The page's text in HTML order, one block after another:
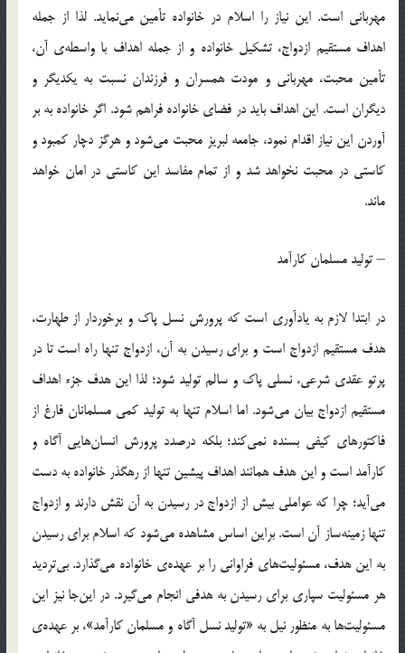
مهرباني است. اين نياز را اسلام در خانواده تأمين مي‌نمايد. لذا از جمله
اهداف مستقيم ازدواج، تشكيل خانواده و از جمله اهداف با واسطه‌ي آن،
تأمين محبت، مهرباني و مودت همسران و فرزندان نسبت به يكديگر و
ديگران است. اين اهداف بايد در فضاي خانواده فراهم شود. اگر خانواده به بر
آوردن اين نياز اقدام نمود، جامعه لبريز محبت مي‌شود و هرگز دچار كمبود و
كاستي در محبت نخواهد شد و از تمام مفاسد اين كاستي در امان خواهد
ماند.
– توليد مسلمان كارآمد
در ابتدا لازم به يادآوري است كه پرورش نسل پاك و برخوردار از طهارت،
هدف مستقيم ازدواج است و براي رسيدن به آن، ازدواج تنها راه است تا در
پرتو عقدي شرعي، نسلي پاك و سالم توليد شود؛ لذا اين هدف جزء اهداف
مستقيم ازدواج بيان مي‌شود. اما اسلام تنها به توليد كمي مسلمانان فارغ از
فاكتورهاي كيفي بسنده نمي‌كند؛ بلكه درصدد پرورش انسان‌هايي آگاه و
كارآمد است و اين هدف همانند اهداف پيشين تنها از رهگذر خانواده به دست
مي‌آيد؛ چرا كه عواملي بيش از ازدواج در رسيدن به آن نقش دارند و ازدواج
تنها زمينه‌ساز آن است. براين اساس مشاهده مي‌شود كه اسلام براي رسيدن
به اين هدف، مسئوليت‌هاي فراواني را بر عهده‌ي خانواده مي‌گذارد. بي‌ترديد
هر مسئوليت سپاري براي رسيدن به هدفي انجام مي‌گيرد. در اين‌جا نيز اين
مسئوليت‌ها به منظور نيل به «توليد نسل آگاه و مسلمان كارآمد»، بر عهده‌ي